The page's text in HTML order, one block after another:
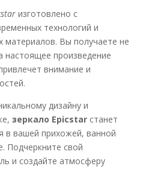
изготовлено с
технологий и
материалов. Вы получаете не
настоящее произведение
внимание и
дизайну и
зеркало Epicstarстанет
в вашей прихожей, ванной
Подчеркните свой
и создайте атмосферу